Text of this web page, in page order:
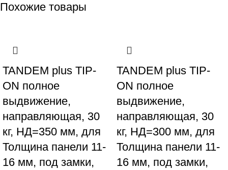
Похожие товары
TANDEM plus TIP-
ON полное
выдвижение,
направляющая , 30
кг, НД=350 мм, для
Толщина панели 11-
16 мм, под замки,
TANDEM plus TIP-
ON полное
выдвижение,
направляющая , 30
кг, НД=300 мм, для
Толщина панели 11-
16 мм, под замки,